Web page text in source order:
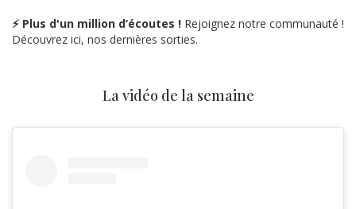
⚡ Plus d'un million d’écoutes ! Rejoignez notre communauté !
Découvrez ici, nos dernières sorties.
La vidéo de la semaine